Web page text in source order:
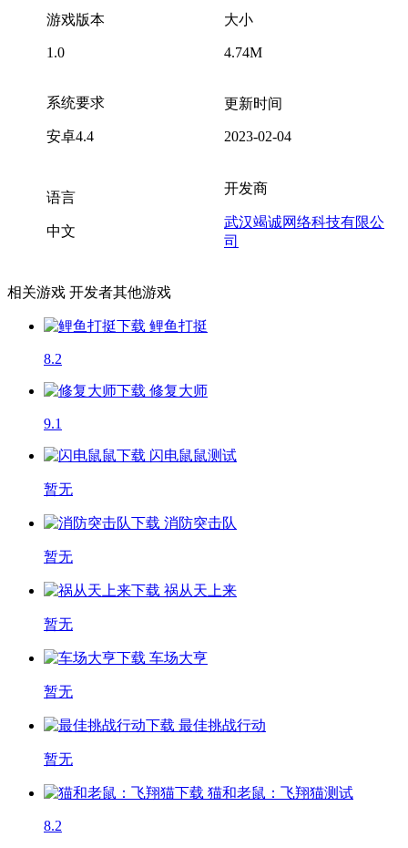
游戏版本
1.0
大小
4.74M
系统要求
安卓4.4
更新时间
2023-02-04
语言
中文
开发商
武汉竭诚网络科技有限公
司
相关游戏 开发者其他游戏
鲤鱼打挺
8.2
修复大师
9.1
闪电鼠鼠测试
暂无
消防突击队
暂无
祸从天上来
暂无
车场大亨
暂无
最佳挑战行动
暂无
猫和老鼠：飞翔猫测试
8.2